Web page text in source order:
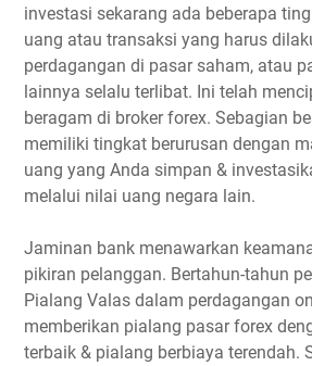
investasi sekarang ada beberapa
uang atau transaksi yang harus
perdagangan di pasar saham, atau
lainnya selalu terlibat. Ini telah
beragam di broker forex. Sebagian
memiliki tingkat berurusan dengan
uang yang Anda simpan &
melalui nilai uang negara lain.
Jaminan bank menawarkan
pikiran pelanggan. Bertahun-tahun
Pialang Valas dalam perdagangan
memberikan pialang pasar forex
terbaik & pialang berbiaya terendah.